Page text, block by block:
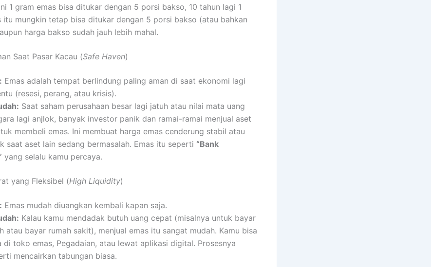
1 gram emas bisa ditukar dengan 5 porsi bakso, 10 tahun lagi 1
itu mungkin tetap bisa ditukar dengan 5 porsi bakso (atau bahkan
harga bakso sudah jauh lebih mahal.
Saat Pasar Kacau (Safe Haven)
Emas adalah tempat berlindung paling aman di saat ekonomi lagi
(resesi, perang, atau krisis).
Saat saham perusahaan besar lagi jatuh atau nilai mata uang
lagi anjlok, banyak investor panik dan ramai-ramai menjual aset
membeli emas. Ini membuat harga emas cenderung stabil atau
saat aset lain sedang bermasalah. Emas itu seperti “Bank
yang selalu kamu percaya.
yang Fleksibel (High Liquidity)
Emas mudah diuangkan kembali kapan saja.
Kalau kamu mendadak butuh uang cepat (misalnya untuk bayar
atau bayar rumah sakit), menjual emas itu sangat mudah. Kamu bisa
di toko emas, Pegadaian, atau lewat aplikasi digital. Prosesnya
mencairkan tabungan biasa.